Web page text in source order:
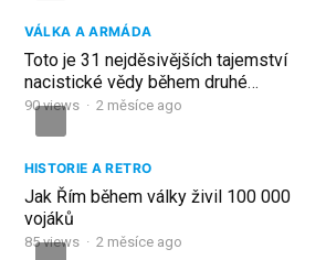
VÁLKA A ARMÁDA
Toto je 31 nejděsivějších tajemství
nacistické vědy během druhé
světové války!
90views · 2 měsíce ago
HISTORIE A RETRO
Jak Řím během války živil 100 000
vojáků
85views · 2 měsíce ago